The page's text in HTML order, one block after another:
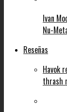
Ivan
Nu-
Reseñas
Havok
thrash